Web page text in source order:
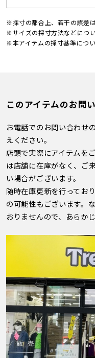
※採寸の都合上、若干の誤差
※サイズの採寸方法などにつ
※本アイテムの採寸基準につ
このアイテムのお問
お電話でのお問い合わせ
えください。
店頭で実際にアイテムを
は店舗に在庫がなく、ご
い場合がございます。
随時在庫更新を行ってお
の可能性もございます。
おりませんので、あらか